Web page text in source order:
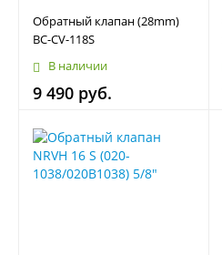
Обратный клапан (28mm)
BC-CV-118S
В наличии
9 490 руб.